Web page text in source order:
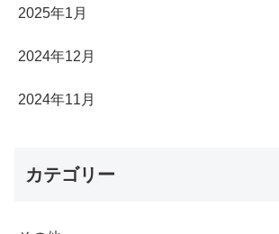
2025年1月
2024年12月
2024年11月
カテゴリー